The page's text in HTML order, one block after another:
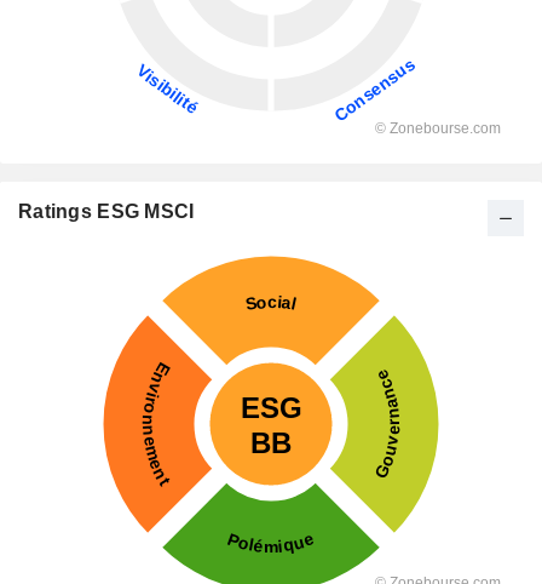
Ratings ESG MSCI